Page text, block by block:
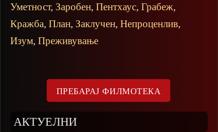
Уметност, Заробен, Пентхаус, Грабеж,
Кражба, План, Заклучен, Непроценлив,
Изум, Преживување
АКТУЕЛНИ